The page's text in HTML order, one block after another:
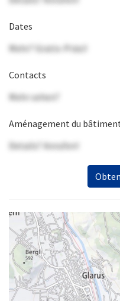
Dates
Mehr? Gratis-Präsi!
Contacts
Mehr sehen?
Aménagement du
Details? Anrufen!